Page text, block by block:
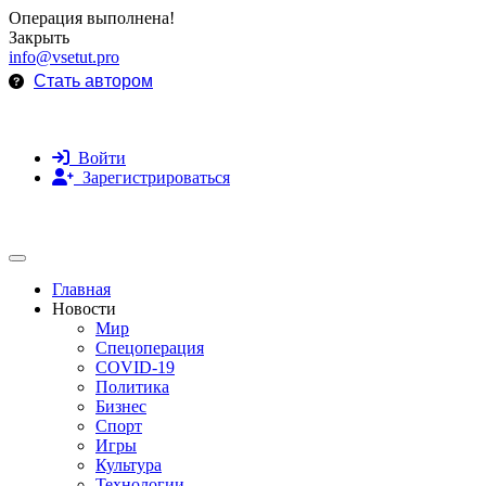
Операция выполнена!
Закрыть
info@vsetut.pro
Стать автором
Войти
Зарегистрироваться
Toggle navigation
Главная
Новости
Мир
Спецоперация
COVID-19
Политика
Бизнес
Спорт
Игры
Культура